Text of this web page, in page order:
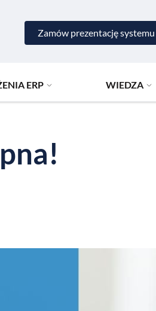
Zamów prezentację systemu
ERP WIEDZA